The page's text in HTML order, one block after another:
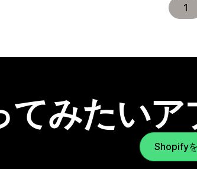
1
てみたいア
Shopify